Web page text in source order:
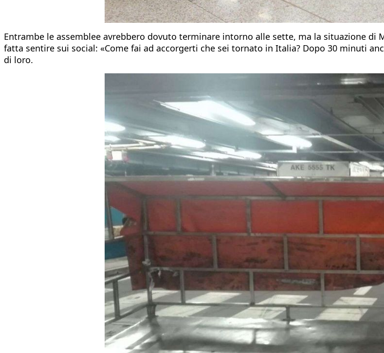
Entrambe le assemblee avrebbero dovuto terminare intorno alle sette, ma la situazione di
fatta sentire sui social: «Come fai ad accorgerti che sei tornato in Italia? Dopo 30 minuti
di loro.